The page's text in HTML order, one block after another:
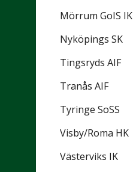
Mörrum GoIS IK
Nyköpings SK
Tingsryds AIF
Tranås AIF
Tyringe SoSS
Visby/Roma HK
Västerviks IK